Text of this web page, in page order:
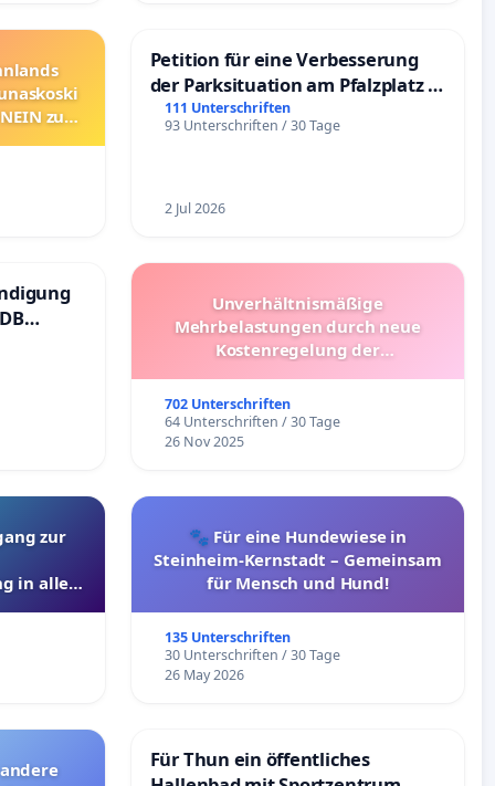
zum
Petition für eine Verbesserung
der Parksituation am Pfalzplatz in
Mannheim
111 Unterschriften
93 Unterschriften / 30 Tage
2 Jul 2026
Unverhältnismäßige
Mehrbelastungen durch neue
Kostenregelung der
Überprüfung und Alternativen
702 Unterschriften
64 Unterschriften / 30 Tage
26 Nov 2025
zur
in allen
🐾 Für eine Hundewiese in
Steinheim-Kernstadt – Gemeinsam
für Mensch und Hund!
135 Unterschriften
30 Unterschriften / 30 Tage
26 May 2026
Für Thun ein öffentliches